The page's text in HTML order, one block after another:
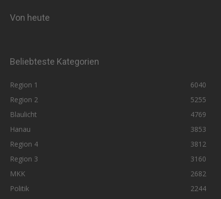
Von heute
Beliebteste Kategorien
Region 1
6040
Region 2
5255
Blaulicht
4769
Hanau
3853
Region 4
3812
Region 3
3160
MKK
2682
Politik
2244